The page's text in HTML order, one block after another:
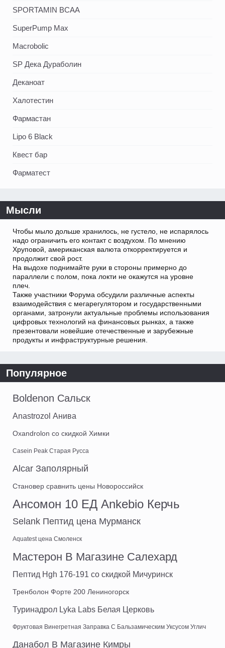
SPORTAMIN ВСАА
SuperPump Max
Macrobolic
SP Дека Дураболин
Деканоат
Халотестин
Фармастан
Lipo 6 Black
Квест бар
Фарматест
Мысли
Чтобы мыло дольше хранилось, не густело, не испарялось
надо ограничить его контакт с воздухом. По мнению
Хруповой, американская валюта откорректируется и
продолжит свой рост.
На выдохе поднимайте руки в стороны примерно до
параллели с полом, пока локти не окажутся на уровне
плеч.
Также участники Форума обсудили различные аспекты
взаимодействия с мегарегулятором и государственными
органами, затронули актуальные проблемы использования
цифровых технологий на финансовых рынках, а также
презентовали новейшие отечественные и зарубежные
продукты и инфраструктурные решения.
Популярное
Boldenon Сальск
Аnastrozol Анива
Oxandrolon со скидкой Химки
Casein Peak Старая Русса
Alcar Заполярный
Становер сравнить цены Новороссийск
Ансомон 10 ЕД Ankebio Керчь
Selank Пептид цена Мурманск
Aquatest цена Смоленск
Мастерон В Магазине Салехард
Пептид Hgh 176-191 со скидкой Мичуринск
Тренболон Форте 200 Лениногорск
Туринадрол Lyka Labs Белая Церковь
Фруктовая Винегретная Заправка С Бальзамическим Уксусом Углич
Данабол В Магазине Кимры